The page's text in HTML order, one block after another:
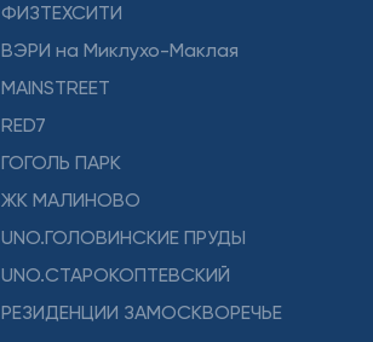
ФИЗТЕХСИТИ
ВЭРИ на Миклухо-Маклая
MAINSTREET
RED7
ГОГОЛЬ ПАРК
ЖК МАЛИНОВО
UNO.ГОЛОВИНСКИЕ ПРУДЫ
UNO.СТАРОКОПТЕВСКИЙ
РЕЗИДЕНЦИИ ЗАМОСКВОРЕЧЬЕ